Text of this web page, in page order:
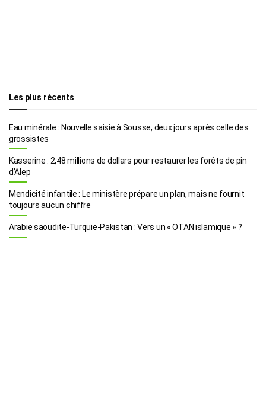
Les plus récents
Eau minérale : Nouvelle saisie à Sousse, deux jours après celle des
grossistes
Kasserine : 2,48 millions de dollars pour restaurer les forêts de pin
d’Alep
Mendicité infantile : Le ministère prépare un plan, mais ne fournit
toujours aucun chiffre
Arabie saoudite-Turquie-Pakistan : Vers un « OTAN islamique » ?